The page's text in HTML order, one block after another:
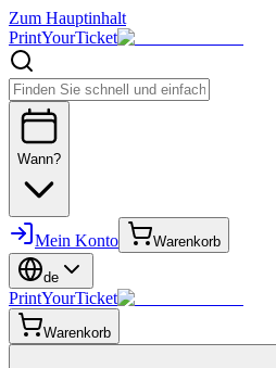
Zum Hauptinhalt
PrintYourTicket
Wann?
Mein Konto Warenkorb
de
PrintYourTicket
Warenkorb